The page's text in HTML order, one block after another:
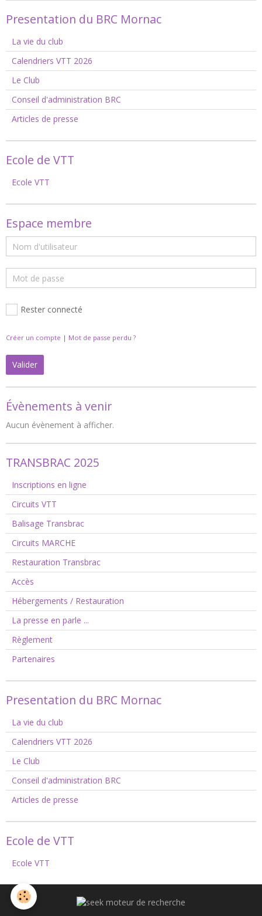
Presentation du BRC Mornac
La vie du club
Calendriers VTT 2026
Le Club
Conseil d'administration BRC
Articles de presse
Ecole de VTT
Ecole VTT
Espace membre
Rester connecté
Créer un compte | Mot de passe perdu ?
Valider
Évènements à venir
Aucun évènement à afficher.
TRANSBRAC 2025
Inscriptions en ligne
Circuits VTT
Balisage Transbrac
Circuits MARCHE
Restauration Transbrac
Accès
Hébergements / Restauration
La presse en parle ...
Règlement
Partenaires
Presentation du BRC Mornac
La vie du club
Calendriers VTT 2026
Le Club
Conseil d'administration BRC
Articles de presse
Ecole de VTT
Ecole VTT